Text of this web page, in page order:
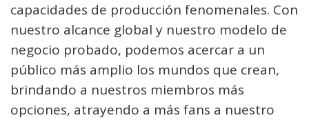
capacidades de producción fenomenales. Con
nuestro alcance global y nuestro modelo de
negocio probado, podemos acercar a un
público más amplio los mundos que crean,
brindando a nuestros miembros más
opciones, atrayendo a más fans a nuestro